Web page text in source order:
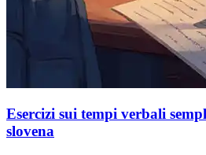
Esercizi sui tempi verbali
slovena